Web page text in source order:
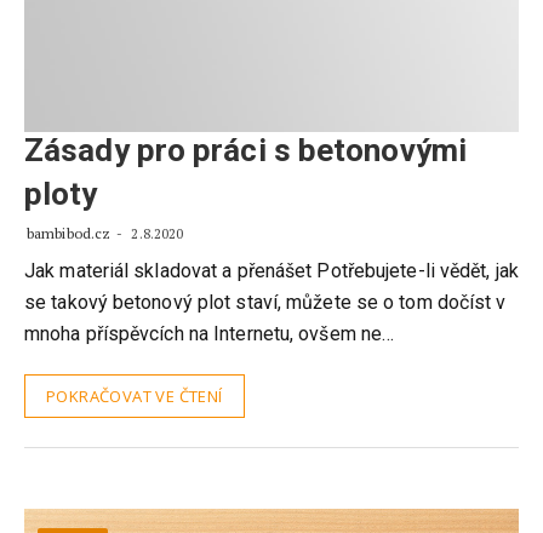
Zásady pro práci s betonovými
ploty
bambibod.cz 2.8.2020
Jak materiál skladovat a přenášet Potřebujete-li vědět, jak
se takový betonový plot staví, můžete se o tom dočíst v
mnoha příspěvcích na Internetu, ovšem ne…
POKRAČOVAT VE ČTENÍ